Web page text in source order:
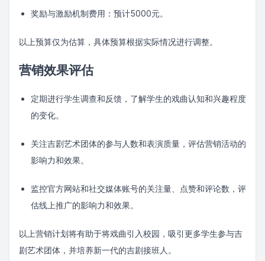
奖励与激励机制费用：预计5000元。
以上预算仅为估算，具体预算根据实际情况进行调整。
营销效果评估
定期进行学生调查和反馈，了解学生的戏曲认知和兴趣程度
的变化。
关注吉剧艺术团体的参与人数和表演质量，评估营销活动的
影响力和效果。
监控官方网站和社交媒体账号的关注量、点赞和评论数，评
估线上推广的影响力和效果。
以上营销计划将有助于将戏曲引入校园，吸引更多学生参与吉
剧艺术团体，并培养新一代的吉剧接班人。